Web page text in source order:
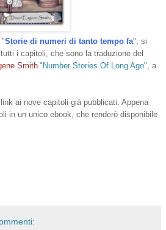
"Storie di numeri di tanto tempo fa", si
i capitoli, che sono la traduzione del
Smith "Number Stories Of Long Ago" , a
ai nove capitoli già pubblicati. Appena
in un unico ebook, che renderò disponibile